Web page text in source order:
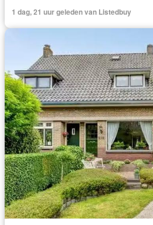
1 dag, 21 uur geleden van Listedbuy